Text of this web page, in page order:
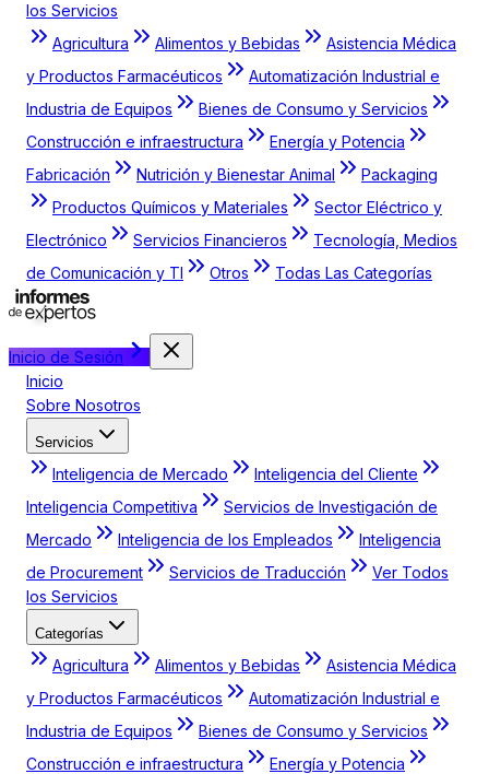
los Servicios
Agricultura
Alimentos y Bebidas
Asistencia Médica
y Productos Farmacéuticos
Automatización Industrial e
Industria de Equipos
Bienes de Consumo y Servicios
Construcción e infraestructura
Energía y Potencia
Fabricación
Nutrición y Bienestar Animal
Packaging
Productos Químicos y Materiales
Sector Eléctrico y
Electrónico
Servicios Financieros
Tecnología, Medios
de Comunicación y TI
Otros Todas Las Categorías
Inicio de Sesión
Inicio
Sobre Nosotros
Servicios
Inteligencia de Mercado
Inteligencia del Cliente
Inteligencia Competitiva
Servicios de Investigación de
Mercado
Inteligencia de los Empleados
Inteligencia
de Procurement
Servicios de Traducción
Ver Todos
los Servicios
Categorías
Agricultura Alimentos y Bebidas
Asistencia Médica
y Productos Farmacéuticos
Automatización Industrial e
Industria de Equipos
Bienes de Consumo y Servicios
Construcción e infraestructura
Energía y Potencia